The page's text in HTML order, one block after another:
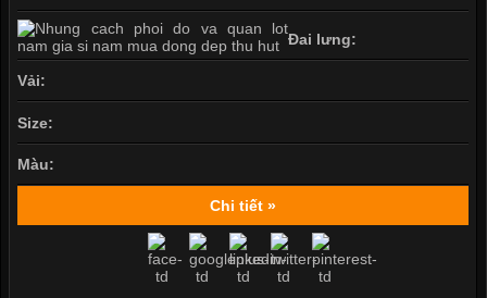
Đai lưng:
Vải:
Size:
Màu:
Chi tiết »